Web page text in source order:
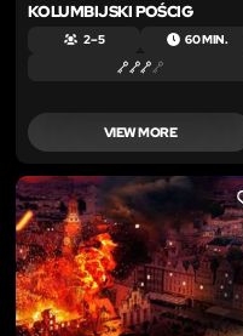
KOLUMBIJSKI POŚCIG
2 – 5 60 MIN.
VIEW MORE